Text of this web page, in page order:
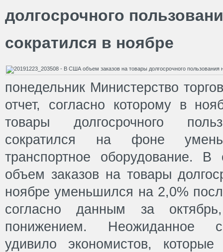
долгосрочного
сократился в ноябре
понедельник Министерство
отчет, согласно которому в
товары долгосрочного
сократился на фоне
транспортное оборудование. В
объем заказов на товары
ноябре уменьшился на 2,0%
согласно данным за
понижением. Неожиданное
удивило экономистов,